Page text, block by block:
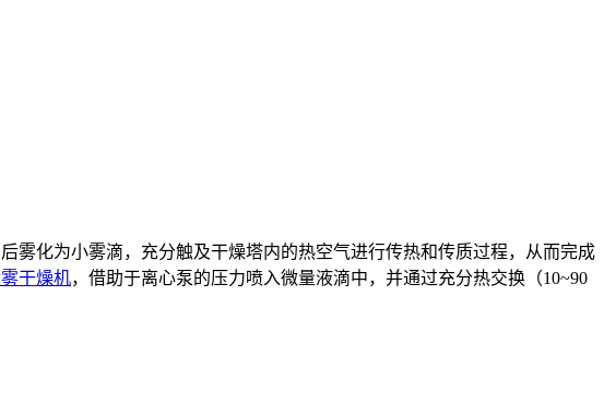
雾化为小雾滴，充分触及干燥塔内的热空气进行传热和传质过程，从而完成
干燥机，借助于离心泵的压力喷入微量液滴中，并通过充分热交换（10~90